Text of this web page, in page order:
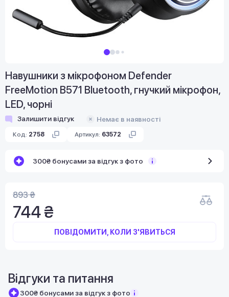
Навушники з мікрофоном Defender
FreeMotion B571 Bluetooth, гнучкий мікрофон,
LED, чорні
Залишити відгук Немає в наявності
Код: 2758 Артикул: 63572
300₴ бонусами за відгук з фото
893 ₴
744 ₴
ПОВІДОМИТИ, КОЛИ З'ЯВИТЬСЯ
Відгуки та питання
300₴ бонусами за відгук з фото